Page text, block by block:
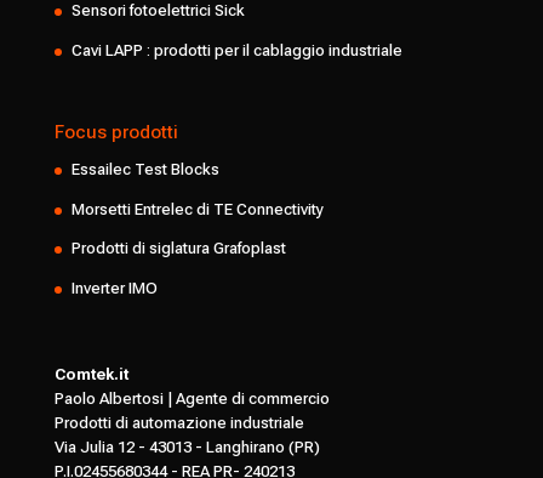
Sensori fotoelettrici Sick
Cavi LAPP : prodotti per il cablaggio industriale
Focus prodotti
Essailec Test Blocks
Morsetti Entrelec di TE Connectivity
Prodotti di siglatura Grafoplast
Inverter IMO
Comtek.it
Paolo Albertosi | Agente di commercio
Prodotti di automazione industriale
Via Julia 12 - 43013 - Langhirano (PR)
P.I.02455680344 - REA PR- 240213